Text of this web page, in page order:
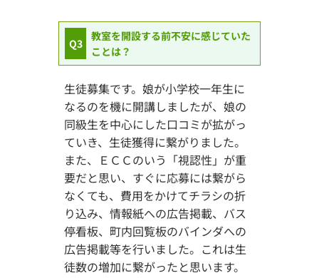
Q3
教室を開設する前不安に感じていた
ことは？
生徒募集です。娘が小学校一年生に
なるのを機に開講しましたが、娘の
同級生を中心にした口コミが拡がっ
ていき、生徒獲得に繋がりました。
また、ＥＣＣのいう「視認性」が重
要だと思い、すぐに応募には繋がら
なくても、費用をかけてチラシの折
り込み、情報紙への広告掲載、バス
停看板、町内回覧板のバインダへの
広告掲載等を行いました。これは生
徒数の増加に繋がったと思います。